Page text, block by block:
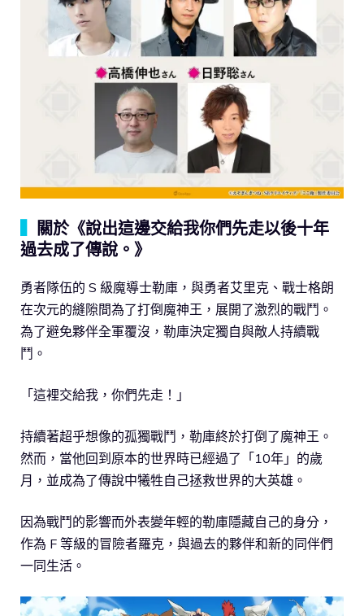
關於《說出這邊交給我你們先走以後十年
過去成了傳說。》
勇者隊伍的 S 級魔導士勒庫，與勇者艾里克、戰士格朗
在次元的縫隙間為了打倒魔神王，展開了激烈的戰鬥。
為了避免夥伴全軍覆沒，勒庫決定獨自與敵人持續戰
鬥。
「這裡交給我，你們先走！」
持續著超乎想像的孤獨戰鬥，勒庫終於打倒了魔神王。
然而，當他回到原本的世界時已經過了「10年」的歲
月，並成為了傳說中犧牲自己拯救世界的大英雄。
因為戰鬥的影響而外表變年輕的勒庫隱藏自己的身分，
作為 F 等級的冒險者羅克，與過去的夥伴和新的同伴們
一同生活。